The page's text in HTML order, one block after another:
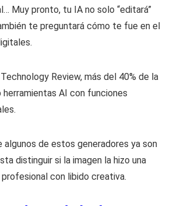
Muy pronto, tu IA no solo “editará”
te preguntará cómo te fue en el
Review, más del 40% de la
herramientas AI con funciones
algunos de estos generadores ya son
distinguir si la imagen la hizo una
con libido creativa.